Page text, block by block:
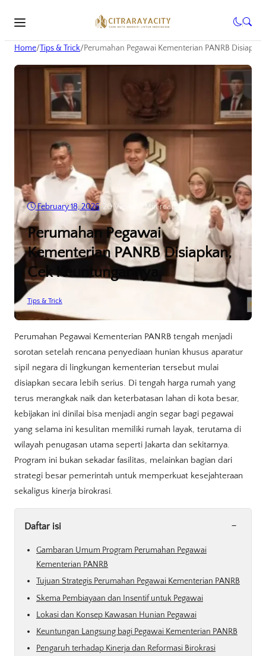
Home/Tips & Trick/Perumahan Pegawai Kementerian PANRB
February 18, 2026•20Views 7 Min read
Perumahan Pegawai
Kementerian PANRB Disiapkan,
Cek Keuntungannya
Tips & Trick
Perumahan Pegawai Kementerian PANRB tengah menjadi
sorotan setelah rencana penyediaan hunian khusus aparatur
sipil negara di lingkungan kementerian tersebut mulai
disiapkan secara lebih serius. Di tengah harga rumah yang
terus merangkak naik dan keterbatasan lahan di kota besar,
kebijakan ini dinilai bisa menjadi angin segar bagi pegawai
yang selama ini kesulitan memiliki rumah layak, terutama di
wilayah penugasan utama seperti Jakarta dan sekitarnya.
Program ini bukan sekadar fasilitas, melainkan bagian dari
strategi besar pemerintah untuk memperkuat kesejahteraan
sekaligus kinerja birokrasi.
Daftar isi -
Gambaran Umum Program Perumahan Pegawai
Kementerian PANRB
Tujuan Strategis Perumahan Pegawai Kementerian PANRB
Skema Pembiayaan dan Insentif untuk Pegawai
Lokasi dan Konsep Kawasan Hunian Pegawai
Keuntungan Langsung bagi Pegawai Kementerian PANRB
Pengaruh terhadap Kinerja dan Reformasi Birokrasi